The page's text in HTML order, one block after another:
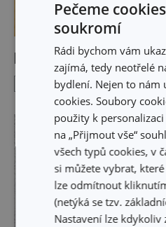
Když léto chutná po
Tematické týdny 16. 7. 2026
Pečeme
soukromí
Rádi bychom vám
zajímá, tedy neotřelé
bydlení. Nejen to nám
cookies. Soubory
použity k
na „Přijmout vše“
všech typů cookies, v
si můžete vybrat,
lze odmítnout
(netýká se tzv.
Nastavení lze kdykoliv